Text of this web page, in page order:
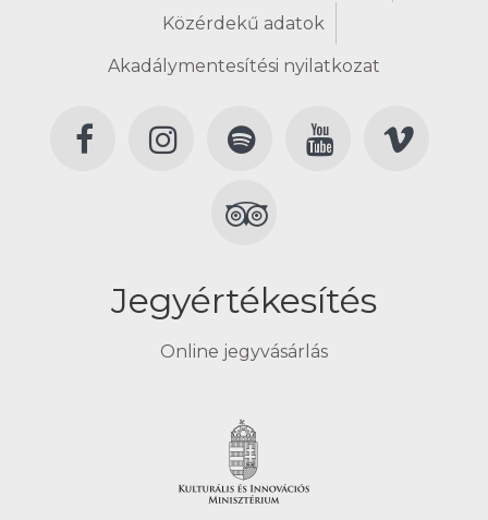
Közérdekű adatok
Akadálymentesítési nyilatkozat
Jegyértékesítés
Online jegyvásárlás